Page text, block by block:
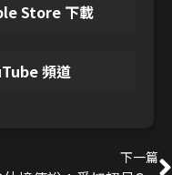
Store 下載
頻道
下一篇